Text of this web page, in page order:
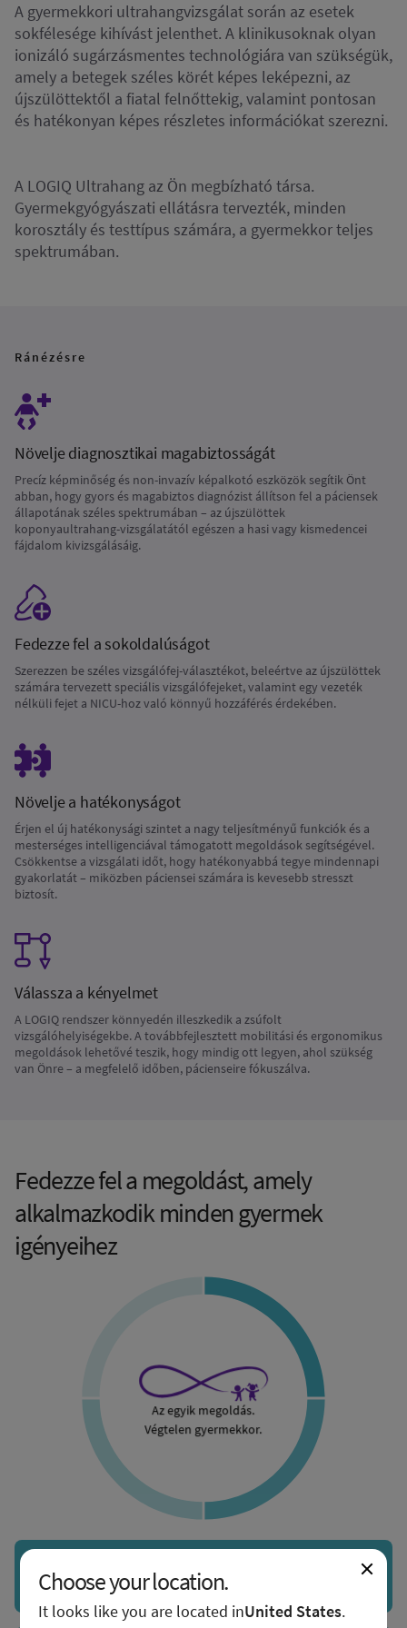
A gyermekkori ultrahangvizsgálat során az esetek
sokfélesége kihívást jelenthet. A klinikusoknak olyan
ionizáló sugárzásmentes technológiára van szükségük,
amely a betegek széles körét képes leképezni, az
újszülöttektől a fiatal felnőttekig, valamint pontosan
és hatékonyan képes részletes információkat szerezni.
A LOGIQ Ultrahang az Ön megbízható társa.
Gyermekgyógyászati ellátásra tervezték, minden
korosztály és testtípus számára, a gyermekkor teljes
spektrumában.
Ránézésre
Növelje diagnosztikai magabiztosságát
Precíz képminőség és non-invazív képalkotó eszközök segítik Önt
abban, hogy gyors és magabiztos diagnózist állítson fel a páciensek
állapotának széles spektrumában – az újszülöttek
koponyaultrahang-vizsgálatától egészen a hasi vagy kismedencei
fájdalom kivizsgálásáig.
Fedezze fel a sokoldalúságot
Szerezzen be széles vizsgálófej-választékot, beleértve az újszülöttek
számára tervezett speciális vizsgálófejeket, valamint egy vezeték
nélküli fejet a NICU-hoz való könnyű hozzáférés érdekében.
Növelje a hatékonyságot
Érjen el új hatékonysági szintet a nagy teljesítményű funkciók és a
mesterséges intelligenciával támogatott megoldások segítségével.
Csökkentse a vizsgálati időt, hogy hatékonyabbá tegye mindennapi
gyakorlatát – miközben páciensei számára is kevesebb stresszt
biztosít.
Válassza a kényelmet
A LOGIQ rendszer könnyedén illeszkedik a zsúfolt
vizsgálóhelyiségekbe. A továbbfejlesztett mobilitási és ergonomikus
megoldások lehetővé teszik, hogy mindig ott legyen, ahol szükség
van Önre – a megfelelő időben, pácienseire fókuszálva.
Fedezze fel a megoldást, amely
alkalmazkodik minden gyermek
igényeihez
Az egyik megoldás.
Végtelen gyermekkor.
A rugalmasság
Choose your location.
It looks like you are located inUnited States.